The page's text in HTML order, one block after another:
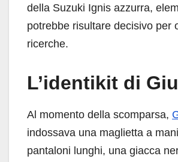
della Suzuki Ignis azzurra,
potrebbe risultare decisivo per
ricerche.
L’identikit di
Al momento della scomparsa,
indossava una maglietta a
pantaloni lunghi, una giacca